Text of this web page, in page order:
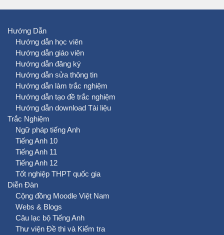
Hướng Dẫn
Hướng dẫn học viên
Hướng dẫn giáo viên
Hướng dẫn đăng ký
Hướng dẫn sửa thông tin
Hướng dẫn làm trắc nghiệm
Hướng dẫn tạo đề trắc nghiệm
Hướng dẫn download Tài liệu
Trắc Nghiệm
Ngữ pháp tiếng Anh
Tiếng Anh 10
Tiếng Anh 11
Tiếng Anh 12
Tốt nghiệp THPT quốc gia
Diễn Đàn
Cộng đồng Moodle Việt Nam
Webs & Blogs
Câu lạc bộ Tiếng Anh
Thư viện Đề thi và Kiểm tra